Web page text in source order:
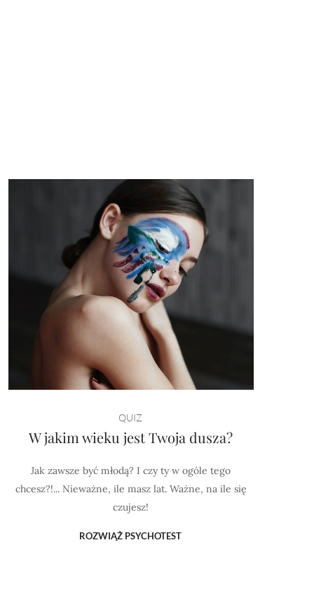
QUIZ
W jakim wieku jest Twoja dusza?
Jak zawsze być młodą? I czy ty w ogóle tego
chcesz?!... Nieważne, ile masz lat. Ważne, na ile się
czujesz!
ROZWIĄŻ PSYCHOTEST